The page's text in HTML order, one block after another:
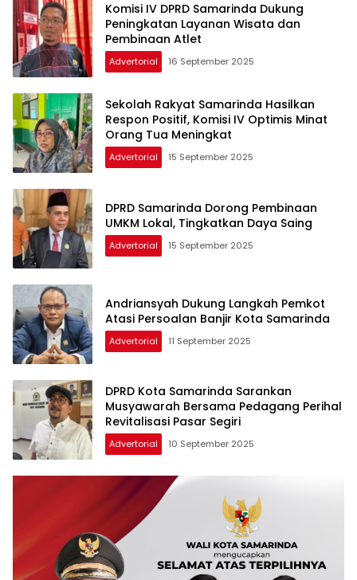
Komisi IV DPRD Samarinda Dukung
Peningkatan Layanan Wisata dan
Pembinaan Atlet
Advertorial 16 September 2025
Sekolah Rakyat Samarinda Hasilkan
Respon Positif, Komisi IV Optimis Minat
Orang Tua Meningkat
Advertorial 15 September 2025
DPRD Samarinda Dorong Pembinaan
UMKM Lokal, Tingkatkan Daya Saing
Advertorial 15 September 2025
Andriansyah Dukung Langkah Pemkot
Atasi Persoalan Banjir Kota Samarinda
Advertorial 11 September 2025
DPRD Kota Samarinda Sarankan
Musyawarah Bersama Pedagang Perihal
Revitalisasi Pasar Segiri
Advertorial 10 September 2025